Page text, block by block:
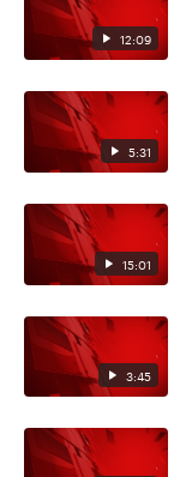
12:09
5:31
15:01
3:45